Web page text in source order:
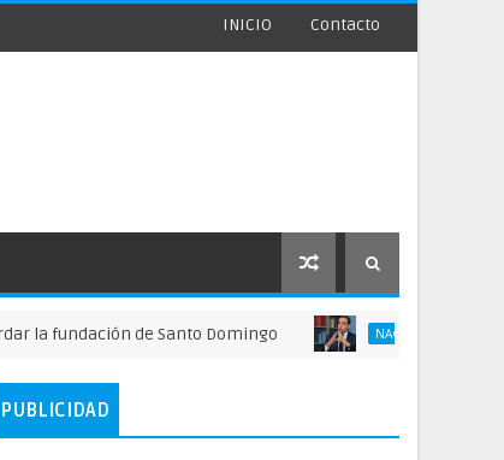
INICIO Contacto
de Santo Domingo NACIONALES
PUBLICIDAD